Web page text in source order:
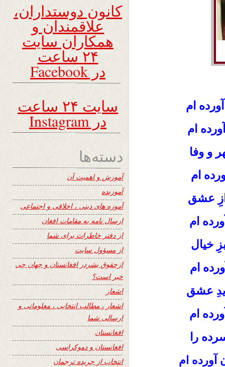
ام
ام
و وفا
ام
عشق
ام
خیال
ام
عشق
ام
را
ام
کانون دوستداران،
علاقمندان و
همکاران سایت
۲۴ ساعت
در Facebook
سایت ۲۴ ساعت
در Instagram
دسته‌ها
آموزش و اهمیت آن
آموزنده
آموزه های دینی ، اخلاقی و اجتماعی
ارسال نامه به مقامات افغان
از دفتر خاطرات برای شما
از مسؤول سایت
ازحقوق بشردر افغانستان و جهان چی
خبر است؟
اشعار
اشعار ، مطالب انتخابی ، معلوماتی و
ارسالی شما
افغانستان
افغانستان و دموکراسی
انتخاب از جریده ترجمان